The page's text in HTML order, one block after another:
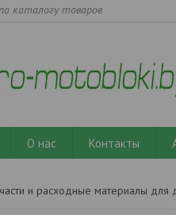
О нас Контакты
и расходные материалы для